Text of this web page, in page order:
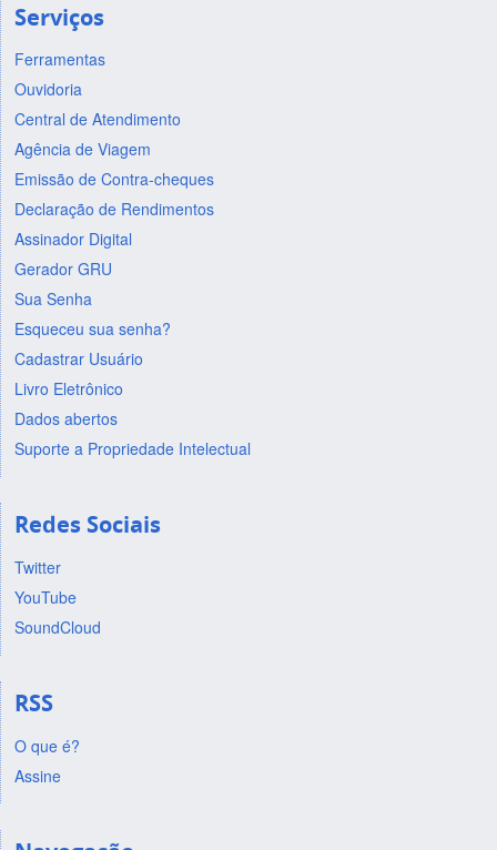
Serviços
Ferramentas
Ouvidoria
Central de Atendimento
Agência de Viagem
Emissão de Contra-cheques
Declaração de Rendimentos
Assinador Digital
Gerador GRU
Sua Senha
Esqueceu sua senha?
Cadastrar Usuário
Livro Eletrônico
Dados abertos
Suporte a Propriedade Intelectual
Redes Sociais
Twitter
YouTube
SoundCloud
RSS
O que é?
Assine